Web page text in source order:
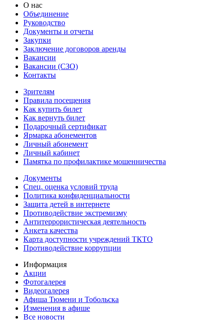
О нас
Объединение
Руководство
Документы и отчеты
Закупки
Заключение договоров аренды
Вакансии
Вакансии (СЗО)
Контакты
Зрителям
Правила посещения
Как купить билет
Как вернуть билет
Подарочный сертификат
Ярмарка абонементов
Личный абонемент
Личный кабинет
Памятка по профилактике мошенничества
Документы
Спец. оценка условий труда
Политика конфиденциальности
Защита детей в интернете
Противодействие экстремизму
Антитеррористическая деятельность
Анкета качества
Карта доступности учреждений ТКТО
Противодействие коррупции
Информация
Акции
Фотогалерея
Видеогалерея
Афиша Тюмени и Тобольска
Изменения в афише
Все новости